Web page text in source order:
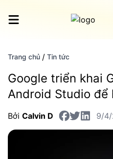
Trang chủ / Tin tức
Google triển khai
Android Studio
Bởi Calvin D 9/